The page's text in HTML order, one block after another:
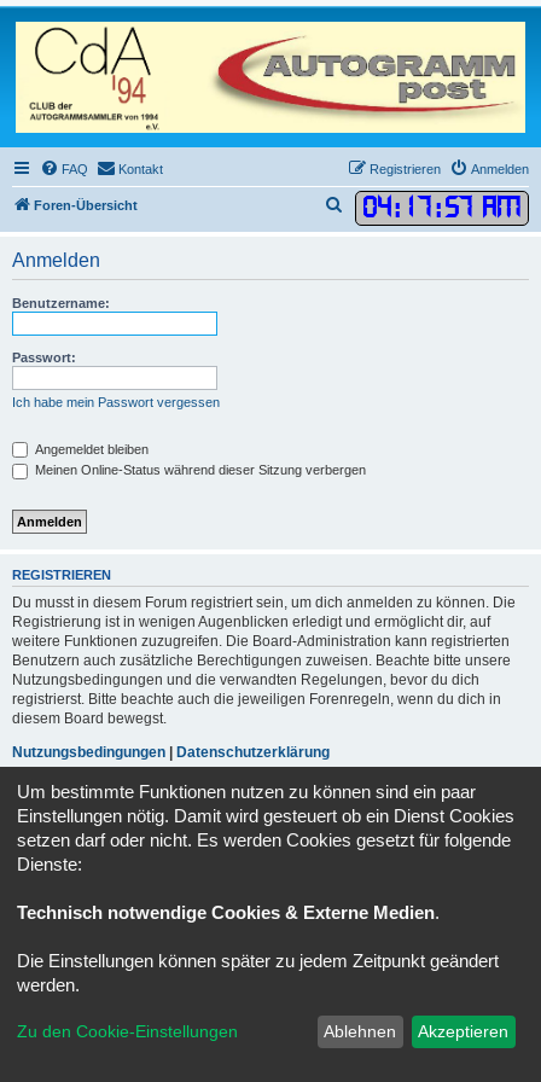
FAQ Kontakt Anmelden
Registrieren
Foren-Übersicht 04: 17:57 AM
u
Anmelden
Benutzername:
Passwort:
Ich habe mein Passwort vergessen
Angemeldet bleiben
Meinen Online-Status während dieser Sitzung verbergen
REGISTRIEREN
Du musst in diesem Forum registriert sein, um dich anmelden zu können. Die
Registrierung ist in wenigen Augenblicken erledigt und ermöglicht dir, auf
weitere Funktionen zuzugreifen. Die Board-Administration kann registrierten
Benutzern auch zusätzliche Berechtigungen zuweisen. Beachte bitte unsere
Nutzungsbedingungen und die verwandten Regelungen, bevor du dich
registrierst. Bitte beachte auch die jeweiligen Forenregeln, wenn du dich in
diesem Board bewegst.
Nutzungsbedingungen
Datenschutzerklärung
Registrieren
Foren-Übersicht
Powered byphpBB® Forum Software © phpBB Limited
Datenschutz
|Nutzungsbedingungen
Um bestimmte Funktionen nutzen zu können sind ein paar
Einstellungen nötig. Damit wird gesteuert ob ein Dienst Cookies
setzen darf oder nicht. Es werden Cookies gesetzt für folgende
Dienste:
Technisch notwendige Cookies & Externe Medien.
Die Einstellungen können später zu jedem Zeitpunkt geändert
werden.
Zu den Cookie-Einstellungen Ablehnen Akzeptieren